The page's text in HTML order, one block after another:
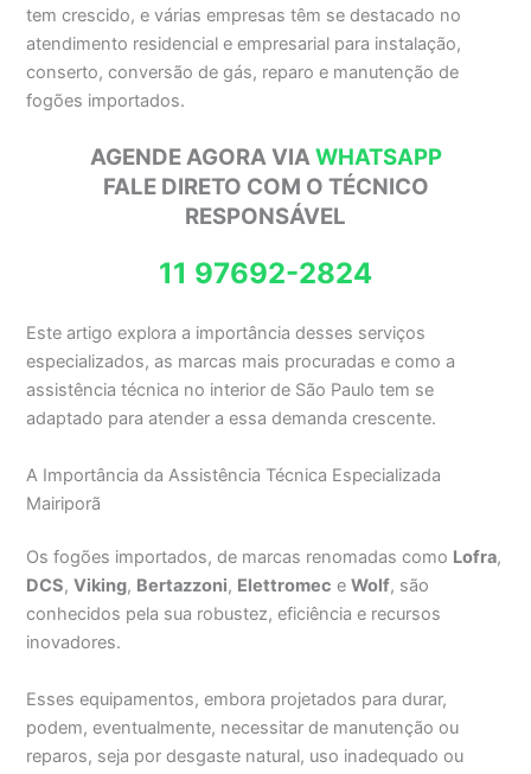
tem crescido, e várias empresas têm se destacado no
atendimento residencial e empresarial para instalação,
conserto, conversão de gás, reparo e manutenção de
fogões importados.
AGENDE AGORA VIA WHATSAPP
FALE DIRETO COM O TÉCNICO
RESPONSÁVEL
11 97692-2824
Este artigo explora a importância desses serviços
especializados, as marcas mais procuradas e como a
assistência técnica no interior de São Paulo tem se
adaptado para atender a essa demanda crescente.
A Importância da Assistência Técnica Especializada
Mairiporã
Os fogões importados, de marcas renomadas como Lofra,
DCS,Viking, Bertazzoni, Elettromec eWolf, são
conhecidos pela sua robustez, eficiência e recursos
inovadores.
Esses equipamentos, embora projetados para durar,
podem, eventualmente, necessitar de manutenção ou
reparos, seja por desgaste natural, uso inadequado ou